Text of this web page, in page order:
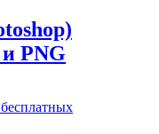
PNG